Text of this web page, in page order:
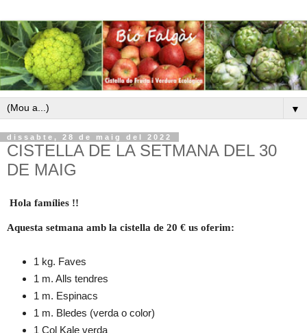
▼
dissabte, 28 de maig del 2022
CISTELLA DE LA SETMANA DEL 30
DE MAIG
Hola famílies !!
Aquesta setmana amb la cistella de 20 € us oferim:
1 kg. Faves
1 m. Alls tendres
1 m. Espinacs
1 m. Bledes (verda o color)
1 Col Kale verda